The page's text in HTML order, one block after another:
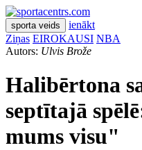
sporta veids
ienākt
Ziņas EIROKAUSI NBA
Autors: Ulvis Brože
Halibērtona
septītajā
mums visu"